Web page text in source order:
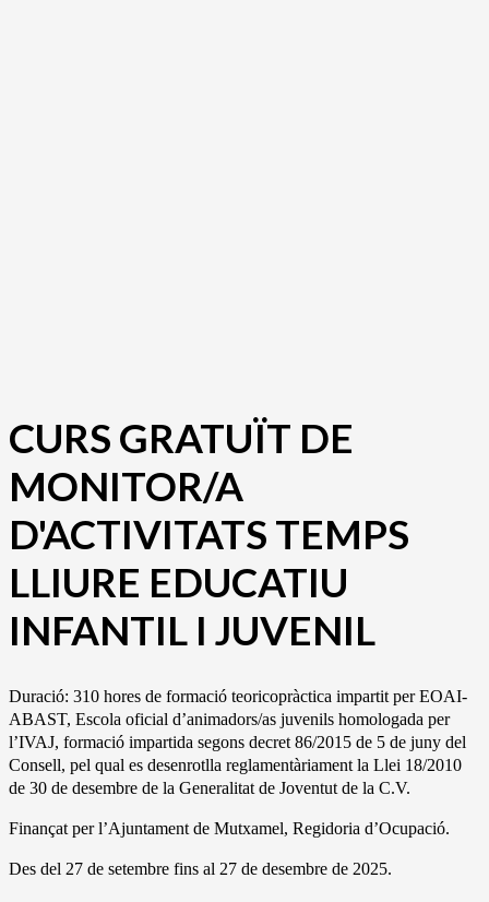
CURS GRATUÏT DE
MONITOR/A
D'ACTIVITATS TEMPS
LLIURE EDUCATIU
INFANTIL I JUVENIL
Duració: 310 hores de formació teoricopràctica impartit per EOAI-
ABAST, Escola oficial d’animadors/as juvenils homologada per
l’IVAJ, formació impartida segons decret 86/2015 de 5 de juny del
Consell, pel qual es desenrotlla reglamentàriament la Llei 18/2010
de 30 de desembre de la Generalitat de Joventut de la C.V.
Finançat per l’Ajuntament de Mutxamel, Regidoria d’Ocupació.
Des del 27 de setembre fins al 27 de desembre de 2025.